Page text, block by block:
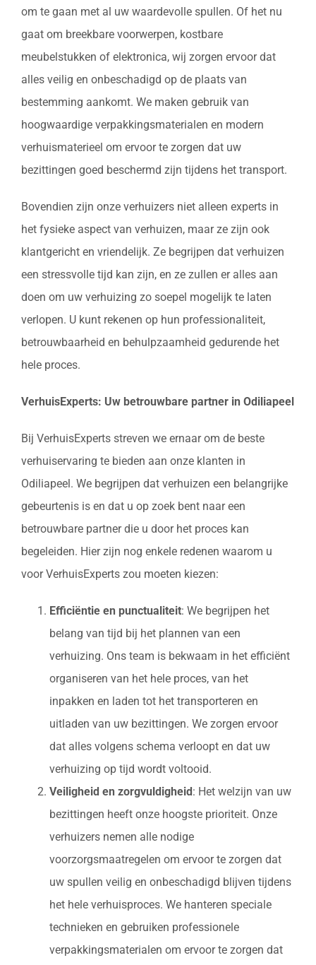
om te gaan met al uw waardevolle spullen. Of het nu
gaat om breekbare voorwerpen, kostbare
meubelstukken of elektronica, wij zorgen ervoor dat
alles veilig en onbeschadigd op de plaats van
bestemming aankomt. We maken gebruik van
hoogwaardige verpakkingsmaterialen en modern
verhuismaterieel om ervoor te zorgen dat uw
bezittingen goed beschermd zijn tijdens het transport.
Bovendien zijn onze verhuizers niet alleen experts in
het fysieke aspect van verhuizen, maar ze zijn ook
klantgericht en vriendelijk. Ze begrijpen dat verhuizen
een stressvolle tijd kan zijn, en ze zullen er alles aan
doen om uw verhuizing zo soepel mogelijk te laten
verlopen. U kunt rekenen op hun professionaliteit,
betrouwbaarheid en behulpzaamheid gedurende het
hele proces.
VerhuisExperts: Uw betrouwbare partner in Odiliapeel
Bij VerhuisExperts streven we ernaar om de beste
verhuiservaring te bieden aan onze klanten in
Odiliapeel. We begrijpen dat verhuizen een belangrijke
gebeurtenis is en dat u op zoek bent naar een
betrouwbare partner die u door het proces kan
begeleiden. Hier zijn nog enkele redenen waarom u
voor VerhuisExperts zou moeten kiezen:
Efficiëntie en punctualiteit: We begrijpen het
belang van tijd bij het plannen van een
verhuizing. Ons team is bekwaam in het efficiënt
organiseren van het hele proces, van het
inpakken en laden tot het transporteren en
uitladen van uw bezittingen. We zorgen ervoor
dat alles volgens schema verloopt en dat uw
verhuizing op tijd wordt voltooid.
Veiligheid en zorgvuldigheid : Het welzijn van uw
bezittingen heeft onze hoogste prioriteit. Onze
verhuizers nemen alle nodige
voorzorgsmaatregelen om ervoor te zorgen dat
uw spullen veilig en onbeschadigd blijven tijdens
het hele verhuisproces. We hanteren speciale
technieken en gebruiken professionele
verpakkingsmaterialen om ervoor te zorgen dat